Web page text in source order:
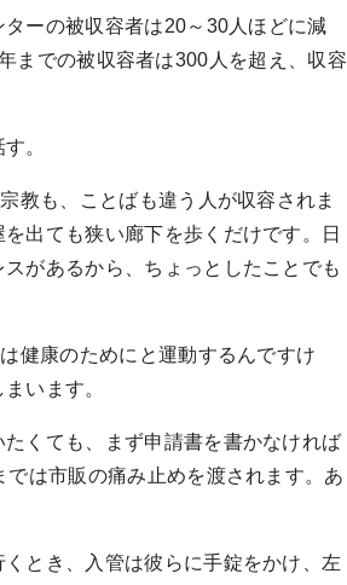
ーの被収容者は20～30人ほどに減
までの被収容者は300人を超え、収容
。
教も、ことばも違う人が収容されま
出ても狭い廊下を歩くだけです。日
があるから、ちょっとしたことでも
健康のためにと運動するんですけ
います。
くても、まず申請書を書かなければ
は市販の痛み止めを渡されます。あ
とき、入管は彼らに手錠をかけ、左